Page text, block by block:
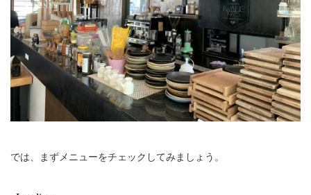
では、まずメニューをチェックしてみましょう。